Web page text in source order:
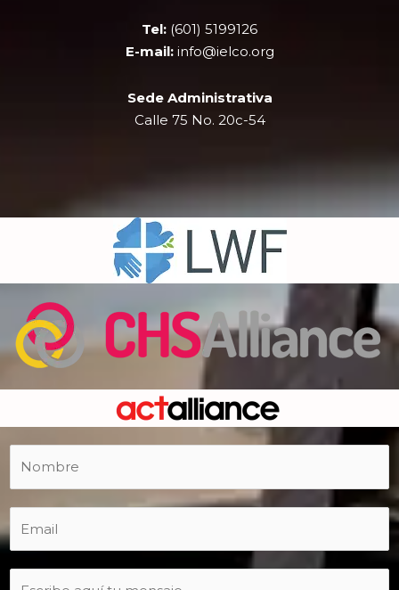
a
m
Tel: (601) 5199126
E-mail:info@ielco.org
Sede Administrativa
Calle 75 No. 20c-54